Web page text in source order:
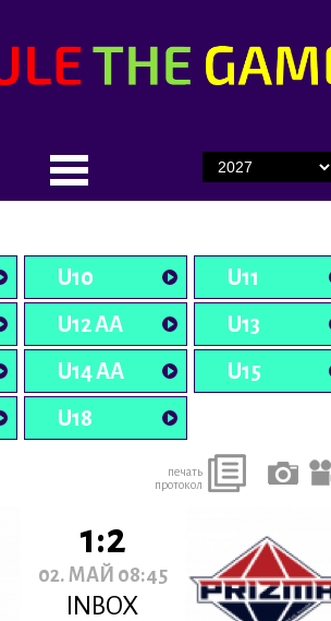
U10
U11
U12 AA
U13
U14 AA
U15
U18
печать
протокол
1:2
02. МАЙ 08:45
INBOX